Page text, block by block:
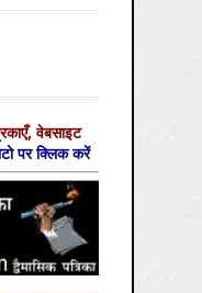
वेबसाइट
पर क्लिक करें